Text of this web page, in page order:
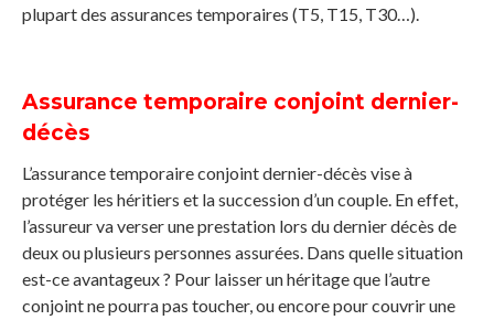
plupart des assurances temporaires (T5, T15, T30…).
Assurance temporaire conjoint dernier-
décès
L’assurance temporaire conjoint dernier-décès vise à
protéger les héritiers et la succession d’un couple. En effet,
l’assureur va verser une prestation lors du dernier décès de
deux ou plusieurs personnes assurées. Dans quelle situation
est-ce avantageux ? Pour laisser un héritage que l’autre
conjoint ne pourra pas toucher, ou encore pour couvrir une